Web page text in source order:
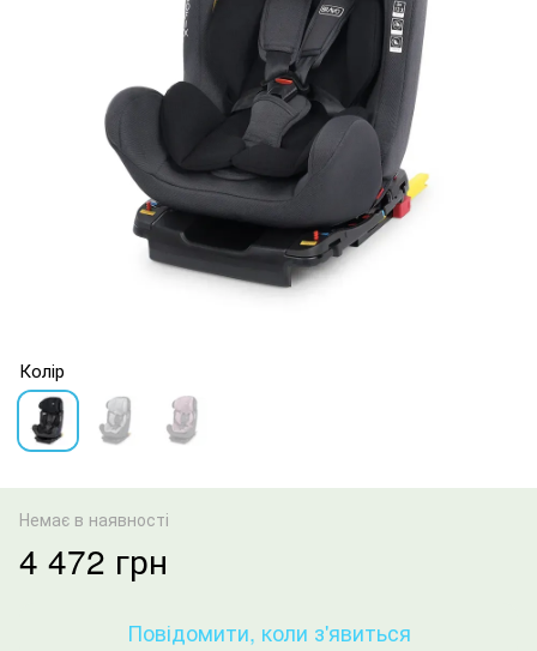
Колір
Немає в наявності
4 472 грн
Повідомити, коли з'явиться